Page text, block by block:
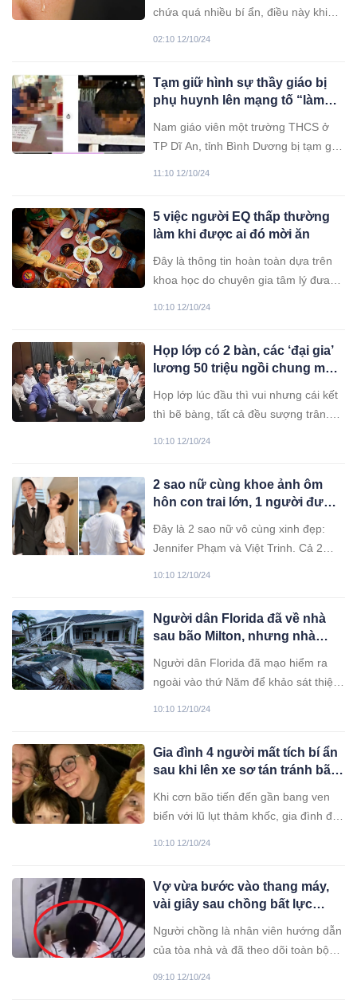
chứa quá nhiều bí ẩn, điều này khiến
cho nhân vật những cảm xúc phong
phú hơn và hầu hết các nhân vật sẽ
rơi nước mắt trước khi chết.
02:10 12/10/24
Tạm giữ hình sự thầy giáo bị
phụ huynh lên mạng tố “làm
Bình Dương
Nam giáo viên một trường THCS ở
TP Dĩ An, tỉnh Bình Dương bị tạm giữ
11:10 12/10/24
5 việc người EQ thấp thường
làm khi được ai đó mời ăn
Đây là thông tin hoàn toàn dựa trên
khoa học do chuyên gia tâm lý đưa
10:10 12/10/24
Họp lớp có 2 bàn, các ‘đại gia’
lương 50 triệu ngồi chung mâm
ngờ
Họp lớp lúc đầu thì vui nhưng cái kết
thì bẽ bàng, tất cả đều sượng trân.
10:10 12/10/24
2 sao nữ cùng khoe ảnh ôm
hôn con trai lớn, 1 người được
Đây là 2 sao nữ vô cùng xinh đẹp:
Jennifer Phạm và Việt Trinh. Cả 2
hành cùng con trong cuộc sống.
10:10 12/10/24
Người dân Florida đã về nhà
sau bão Milton, nhưng nhà
ám hiện tại của hàng triệu
người
Người dân Florida đã mạo hiểm ra
ngoài vào thứ Năm để khảo sát thiệt
10:10 12/10/24
Gia đình 4 người mất tích bí ẩn
sau khi lên xe sơ tán tránh bão,
lặng người
Khi cơn bão tiến đến gần bang ven
biển với lũ lụt thảm khốc, gia đình đã
10:10 12/10/24
Vợ vừa bước vào thang máy,
vài giây sau chồng bất lực
của vợ
Người chồng là nhân viên hướng dẫn
của tòa nhà và đã theo dõi toàn bộ
09:10 12/10/24